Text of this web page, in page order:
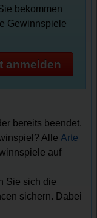
bekommen
Gewinnspiele
anmelden
bereits beendet.
Alle Arte
auf
Sie sich die
sichern. Dabei